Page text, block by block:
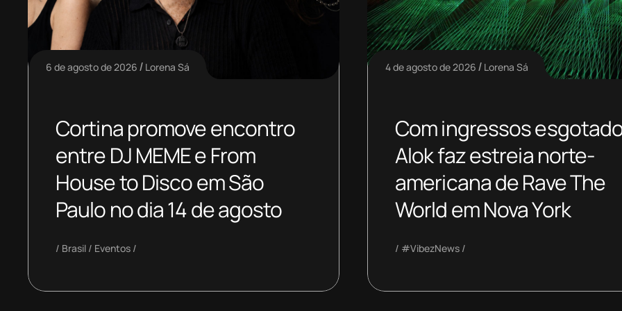
6 de agosto de 2026 Lorena Sá
Cortina promove encontro
entre DJ MEME e From
House to Disco em São
Paulo no dia 14 de agosto
Brasil Eventos
4 de agosto de 2026 Lorena Sá
Com ingressos
Alok faz estreia norte-
americana de Rave The
World em Nova York
#VibezNews